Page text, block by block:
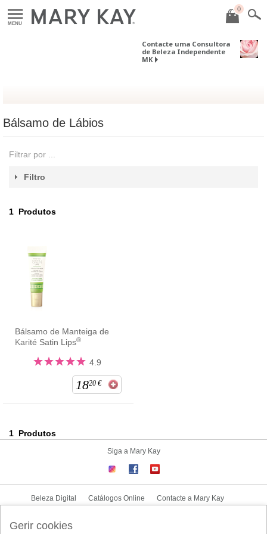
MENU
0
Contacte uma Consultora
de Beleza Independente
MK
Bálsamo de Lábios
Filtrar por ...
Filtro
1 Produtos
Bálsamo de Manteiga de
Karité Satin Lips®
4.9
1820 €
1 Produtos
Siga a Mary Kay
Beleza Digital Catálogos Online
Contacte a Mary Kay
Gerir cookies